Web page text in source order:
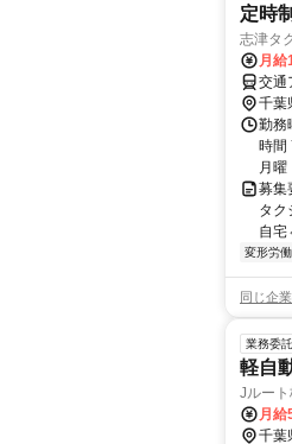
定時
志津タ
月給
交通
千葉
勤務
時間
月曜
募集
タク
自宅
変形労
同じ企
業務委託
軽自
Jルー
月給
千葉